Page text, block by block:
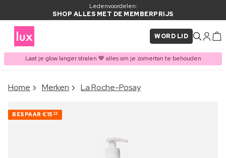
Ledenvoordelen:
SHOP ALLES MET DE MEMBERPRIJS
WORD LID
Laat je glow langer stralen 🤎 alles om je zomertan te behouden
ITEM TOEGEVOEGD AAN
Vaak samen gekocht met
Home Merken La Roche-Posay
BESPAAR €15 88